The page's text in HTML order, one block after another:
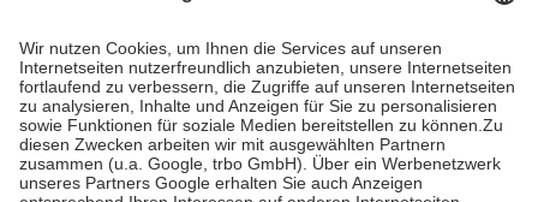
höchstens zehn Euro.
Es sind jedoch nie mehr als die tatsächlichen
Kosten der Leistung zu entrichten.
Diese Regeln gelten grundsätzlich auch für Online-Apotheken.
Bei Heilmitteln und häuslicher Krankenpflege beträgt die
Zuzahlung zehn Prozent der Kosten sowie zehn Euro je
Verordnung.
Um das Engagement der Versicherten für ihre eigene Gesundheit zu